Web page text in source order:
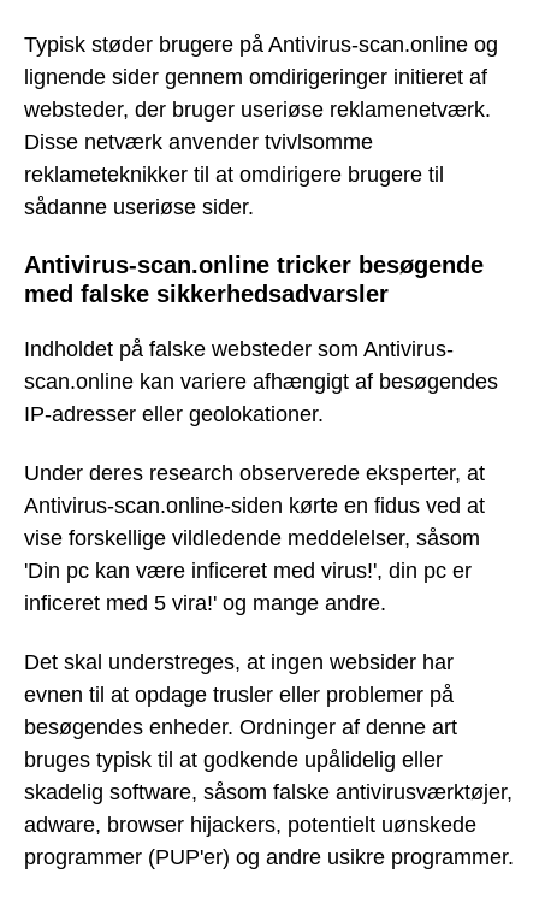
Typisk støder brugere på Antivirus-scan.online og
lignende sider gennem omdirigeringer initieret af
websteder, der bruger useriøse reklamenetværk.
Disse netværk anvender tvivlsomme
reklameteknikker til at omdirigere brugere til
sådanne useriøse sider.
Antivirus-scan.online tricker besøgende
med falske sikkerhedsadvarsler
Indholdet på falske websteder som Antivirus-
scan.online kan variere afhængigt af besøgendes
IP-adresser eller geolokationer.
Under deres research observerede eksperter, at
Antivirus-scan.online-siden kørte en fidus ved at
vise forskellige vildledende meddelelser, såsom
'Din pc kan være inficeret med virus!', din pc er
inficeret med 5 vira!' og mange andre.
Det skal understreges, at ingen websider har
evnen til at opdage trusler eller problemer på
besøgendes enheder. Ordninger af denne art
bruges typisk til at godkende upålidelig eller
skadelig software, såsom falske antivirusværktøjer,
adware, browser hijackers, potentielt uønskede
programmer (PUP'er) og andre usikre programmer.